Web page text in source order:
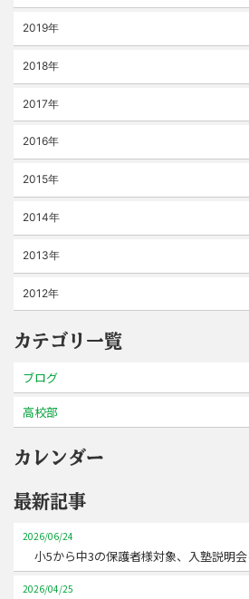
2019年
2018年
2017年
2016年
2015年
2014年
2013年
2012年
カテゴリ一覧
ブログ
高校部
カレンダー
最新記事
2026/06/24
小5から中3の保護者様対象、入塾説明
2026/04/25